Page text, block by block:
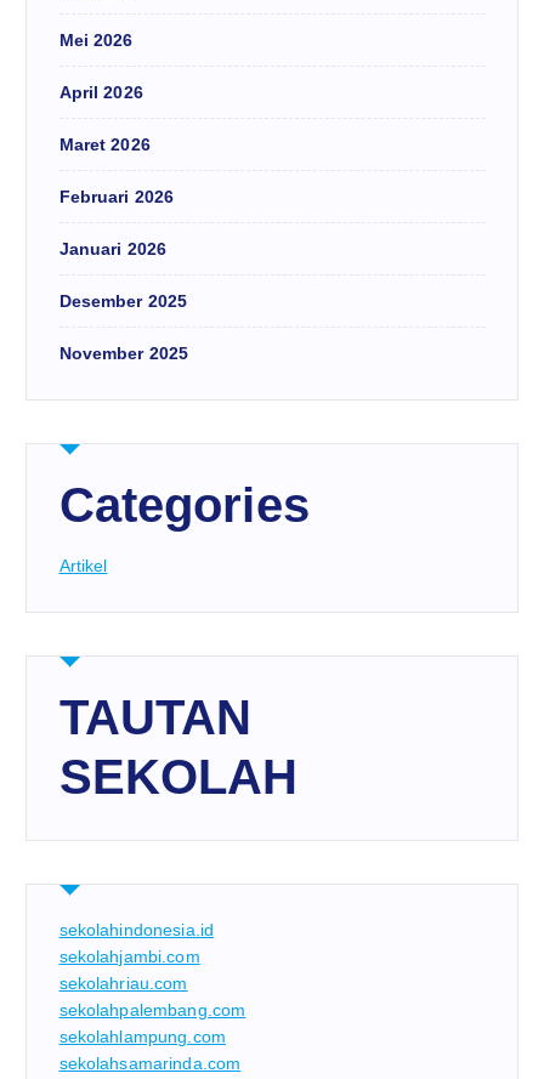
Mei 2026
April 2026
Maret 2026
Februari 2026
Januari 2026
Desember 2025
November 2025
Categories
Artikel
TAUTAN
SEKOLAH
sekolahindonesia.id
sekolahjambi.com
sekolahriau.com
sekolahpalembang.com
sekolahlampung.com
sekolahsamarinda.com